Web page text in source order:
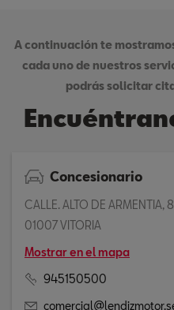
A continuación te
cada uno de nuestros
podrás solicitar
Concesionario
CALLE. ALTO DE ARMENTIA, 8
01007 VITORIA
Mostrar en el mapa
945150500